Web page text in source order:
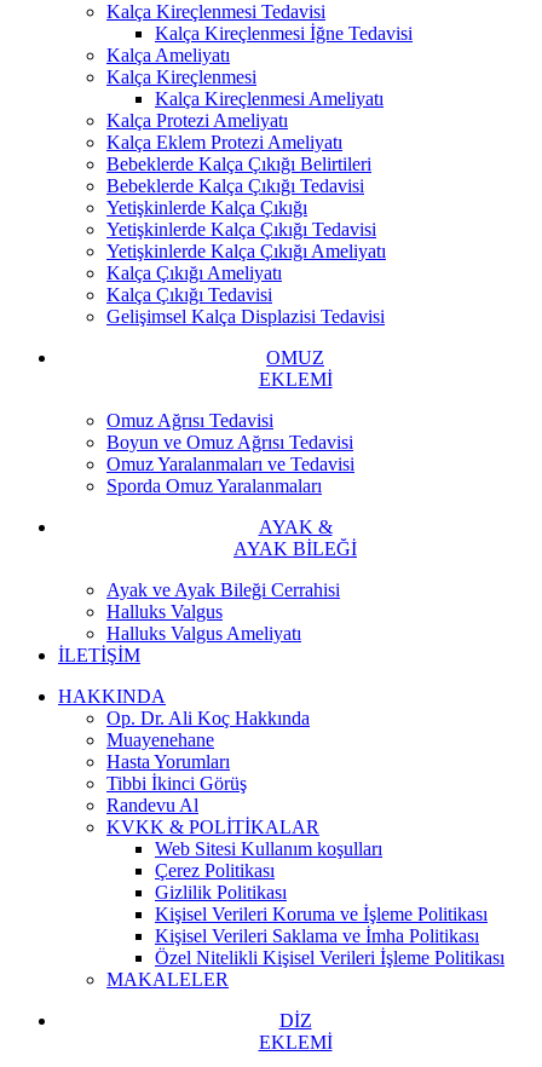
Kalça Kireçlenmesi Tedavisi
Kalça Kireçlenmesi İğne Tedavisi
Kalça Ameliyatı
Kalça Kireçlenmesi
Kalça Kireçlenmesi Ameliyatı
Kalça Protezi Ameliyatı
Kalça Eklem Protezi Ameliyatı
Bebeklerde Kalça Çıkığı Belirtileri
Bebeklerde Kalça Çıkığı Tedavisi
Yetişkinlerde Kalça Çıkığı
Yetişkinlerde Kalça Çıkığı Tedavisi
Yetişkinlerde Kalça Çıkığı Ameliyatı
Kalça Çıkığı Ameliyatı
Kalça Çıkığı Tedavisi
Gelişimsel Kalça Displazisi Tedavisi
OMUZ
EKLEMİ
Omuz Ağrısı Tedavisi
Boyun ve Omuz Ağrısı Tedavisi
Omuz Yaralanmaları ve Tedavisi
Sporda Omuz Yaralanmaları
AYAK &
AYAK BİLEĞİ
Ayak ve Ayak Bileği Cerrahisi
Halluks Valgus
Halluks Valgus Ameliyatı
İLETİŞİM
HAKKINDA
Op. Dr. Ali Koç Hakkında
Muayenehane
Hasta Yorumları
Tibbi İkinci Görüş
Randevu Al
KVKK & POLİTİKALAR
Web Sitesi Kullanım koşulları
Çerez Politikası
Gizlilik Politikası
Kişisel Verileri Koruma ve İşleme Politikası
Kişisel Verileri Saklama ve İmha Politikası
Özel Nitelikli Kişisel Verileri İşleme Politikası
MAKALELER
DİZ
EKLEMİ